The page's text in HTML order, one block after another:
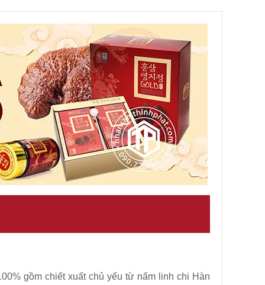
gồm chiết xuất chủ yếu từ nấm linh chi Hàn